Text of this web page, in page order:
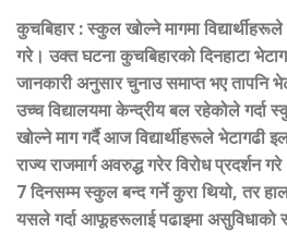
कुचबिहार:स्कुल खोल्ने मागमा
गरे। उक्त घटना कुचबिहारको दिनहाटा
जानकारी अनुसार चुनाउ समाप्त भए तापनि
उच्च विद्यालयमा केन्द्रीय बल रहेकोले
खोल्ने माग गर्दै आज विद्यार्थीहरूले भेटागढी
राज्य राजमार्ग अवरुद्ध गरेर विरोध प्रदर्शन
7 दिनसम्म स्कुल बन्द गर्ने कुरा थियो, तर
यसले गर्दा आफूहरूलाई पढाइमा असुविधाको